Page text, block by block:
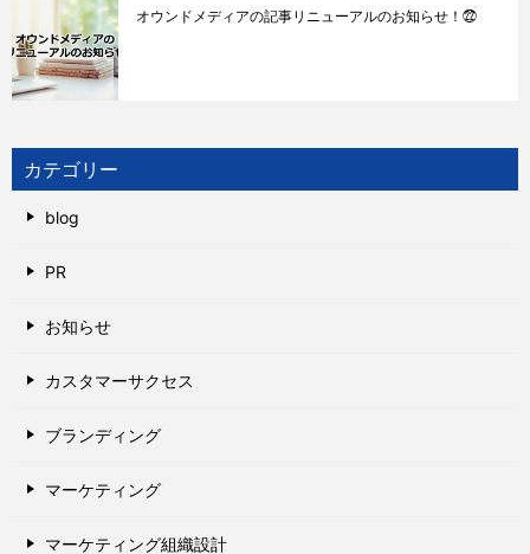
オウンドメディアの記事リニューアルのお知らせ！㉒
カテゴリー
blog
PR
お知らせ
カスタマーサクセス
ブランディング
マーケティング
マーケティング組織設計